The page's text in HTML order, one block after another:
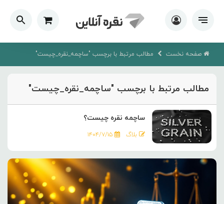
صفحه نخست مطالب مرتبط با برچسب "ساچمه_نقره_چیست"
مطالب مرتبط با برچسب "ساچمه_نقره_چیست"
ساچمه نقره چیست؟
بلاگ ۱۴۰۴/۷/۱۵